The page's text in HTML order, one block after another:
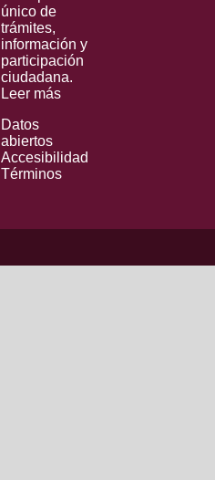
único de
trámites,
información y
participación
ciudadana.
Leer más
Datos
abiertos
Accesibilidad
Términos